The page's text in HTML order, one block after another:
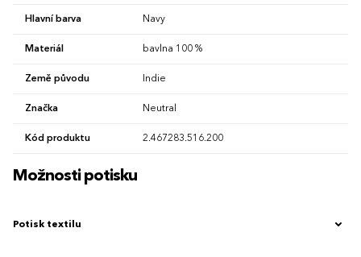
Hlavní barva Navy
Materiál bavlna 100 %
Země původu Indie
Značka Neutral
Kód produktu 2.467283.516.200
Možnosti potisku
Potisk textilu